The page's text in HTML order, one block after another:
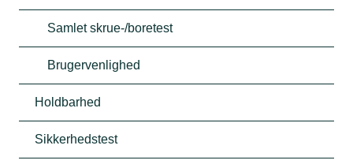
Samlet skrue-/boretest
Brugervenlighed
Holdbarhed
Sikkerhedstest